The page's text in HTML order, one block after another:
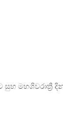
සුභ මහශිවරාත් රී